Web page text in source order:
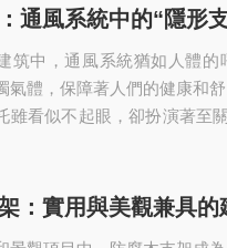
卡抱箍能夠緊密地環繞在管
在管道連接方面，鐵...
通風系統中的“隱形
筑中，通風系統猶如人體的
氣體，保障著人們的健康和
雖看似不起眼，卻扮演著至
托等，這些不同形狀的管托
：實用與美觀兼具的